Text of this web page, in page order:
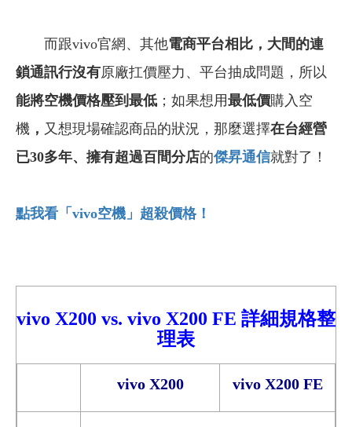
而跟vivo官網、其他電商平台相比，大間的連
鎖通訊行沒有原廠扛價壓力、平台抽成問題，所以
能將空機價格壓到最低 ；如果想用最低價購入空
機 ， 又想現場確認商品的狀況，那麼選擇在台經營
已30多年、擁有超過百間分店的傑昇通信就對了！
點我看「vivo空機」超殺價格！
vivo X200 vs. vivo X200 FE 詳細規格整
理表
vivo X200 vivo X200 FE